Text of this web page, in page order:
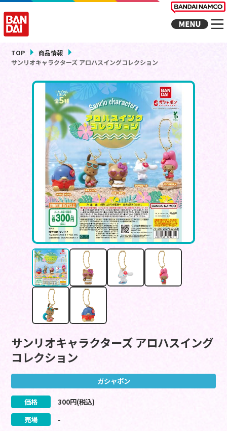
TOP
商品情報
サンリオキャラクターズ アロハスイングコレクション
サンリオキャラクターズ アロハスイング
コレクション
ガシャポン
価格 300円(税込)
売場
-